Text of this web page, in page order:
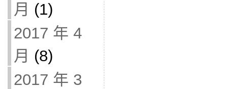
月 (1)
2017 年 4
月 (8)
2017 年 3